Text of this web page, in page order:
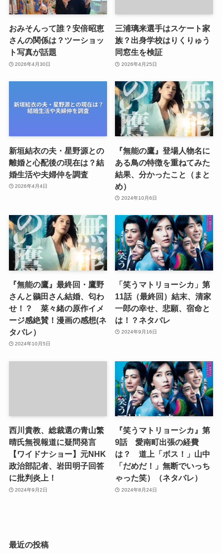
おみそんって誰？安倍昭恵
さんの関係は？ツーショッ
ト写真が話題
2026年4月30日
三浦璃来選手はスケート家
族？出身学校はりくりゅう
同窓生を検証
2026年4月25日
新垣結衣の夫・星野源との
離婚と心配後の現在は？結
婚生活や夫婦仲を調査
2026年4月4日
『無能の鷹』登場人物名に
ある鳥の特徴を重ねてみた
結果、分かったこと（まと
め）
2024年10月6日
『無能の鷹』最終回・鷹野
さんと鶸田さん結婚、匂わ
せ！？ 菜々緒の原作イメ
ージ感絶賛！漫画の感想(ネ
タバレ）
2024年10月5日
「笑うマトリョーシカ」第
11話（最終回）結末、清家
一郎の幸せ、悲願、宿命と
は！？ネタバレ
2024年9月16日
西川貴教、総裁選の青山繁
晴氏無視報道に疑問発言
【ワイドナショー】元NHK
政治部記者、岩田明子回答
に批判炎上！
2024年9月2日
『笑うマトリョーシカ』第
9話 愛南町出張の経費
は？ 道上「ボス！」山中
「だめだ！」無断でいっち
ゃった笑）（ネタバレ）
2024年8月24日
最近の投稿